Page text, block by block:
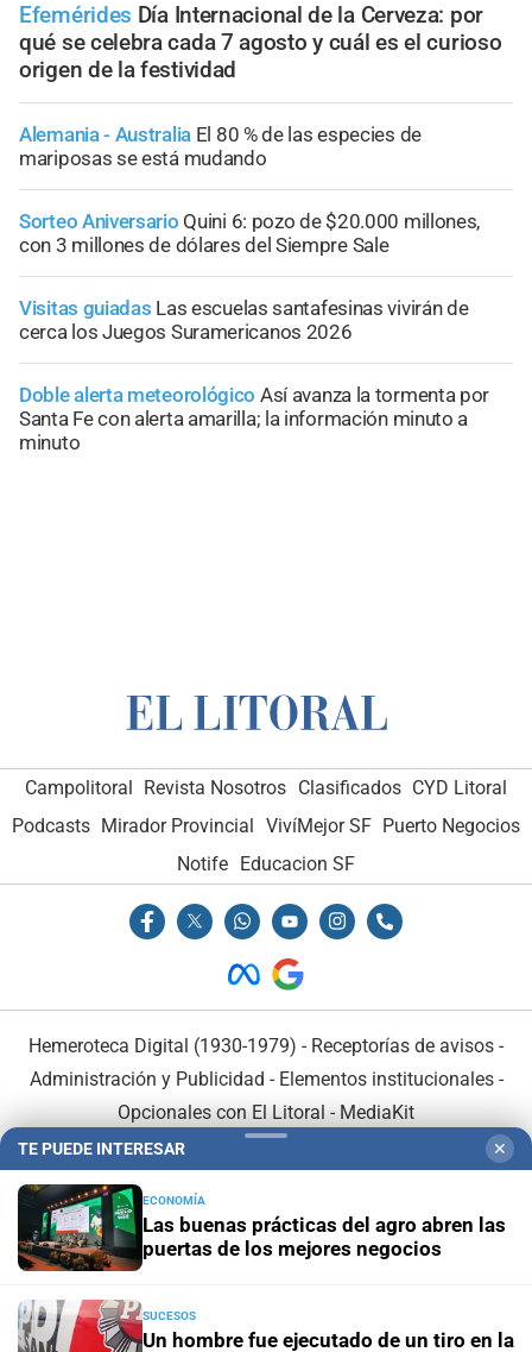
Efemérides Día Internacional de la Cerveza: por
qué se celebra cada 7 agosto y cuál es el curioso
origen de la festividad
Alemania - Australia El 80 % de las especies de
mariposas se está mudando
Sorteo Aniversario Quini 6: pozo de $20.000 millones,
con 3 millones de dólares del Siempre Sale
Visitas guiadas Las escuelas santafesinas vivirán de
cerca los Juegos Suramericanos 2026
Doble alerta meteorológico Así avanza la tormenta por
Santa Fe con alerta amarilla; la información minuto a
minuto
Campolitoral Revista Nosotros Clasificados CYD Litoral
Podcasts Mirador Provincial VivíMejor SF Puerto Negocios
Notife Educacion SF
Hemeroteca Digital (1930-1979) - Receptorías de avisos -
Administración y Publicidad - Elementos institucionales-
Opcionales con El Litoral - MediaKit
En Asociación con:
TE PUEDE INTERESAR ✕
ECONOMÍA
Las buenas prácticas del agro abren las
puertas de los mejores negocios
SUCESOS
Un hombre fue ejecutado de un tiro en la